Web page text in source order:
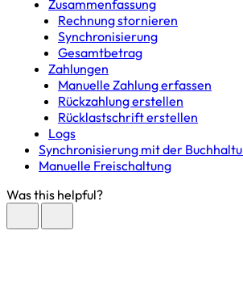
Zusammenfassung
Rechnung stornieren
Synchronisierung
Gesamtbetrag
Zahlungen
Manuelle Zahlung erfassen
Rückzahlung erstellen
Rücklastschrift erstellen
Logs
Synchronisierung mit der
Manuelle Freischaltung
Was this helpful?